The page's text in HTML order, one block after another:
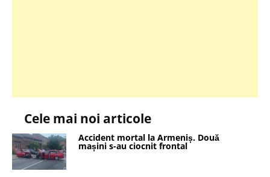
Cele mai noi articole
Accident mortal la Armeniș. Două
mașini s-au ciocnit frontal